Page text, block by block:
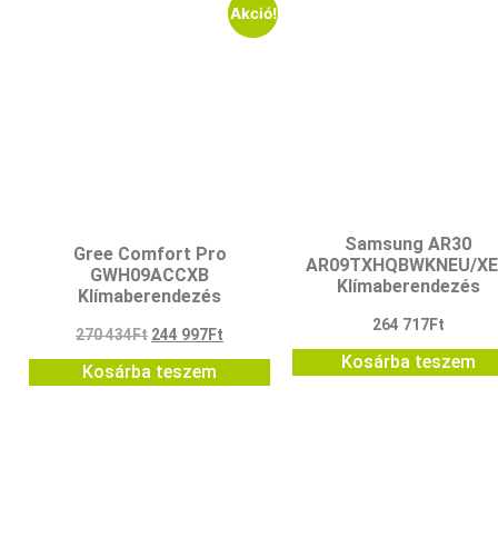
Akció!
Gree Comfort Pro
GWH09ACCXB
Klímaberendezés
270 434Ft 244 997Ft
Kosárba teszem
Samsung AR30
AR09TXHQBWKNEU/
Klímaberendezés
264 717Ft
Kosárba teszem